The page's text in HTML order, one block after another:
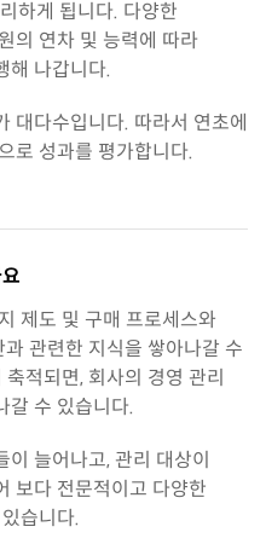
하게 됩니다. 다양한
의 연차 및 능력에 따라
해 나갑니다.
대다수입니다. 따라서 연초에
로 성과를 평가합니다.
제도 및 구매 프로세스와
관련한 지식을 쌓아나갈 수
적되면, 회사의 경영 관리
갈 수 있습니다.
늘어나고, 관리 대상이
보다 전문적이고 다양한
습니다.